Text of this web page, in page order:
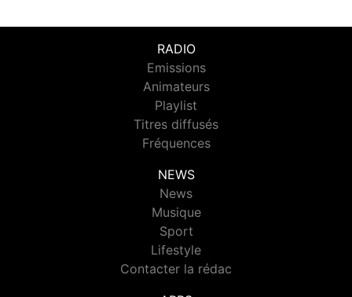
RADIO
Emissions
Animateurs
Playlist
Titres diffusés
Fréquences
NEWS
News
Musique
Sport
Lifestyle
Contacter la rédac